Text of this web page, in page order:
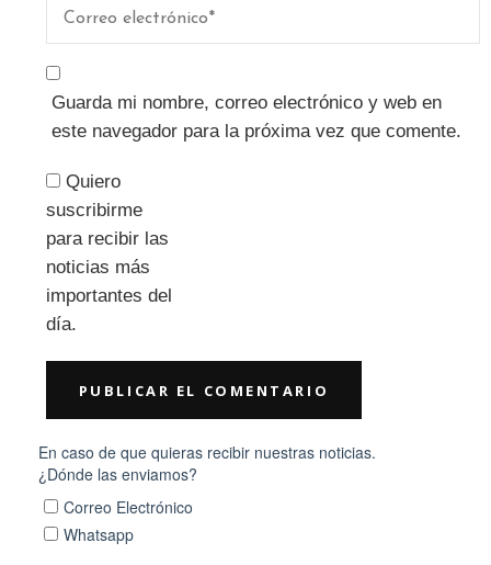
Guarda mi nombre, correo electrónico y web en
este navegador para la próxima vez que comente.
Quiero
suscribirme
para recibir las
noticias más
importantes del
día.